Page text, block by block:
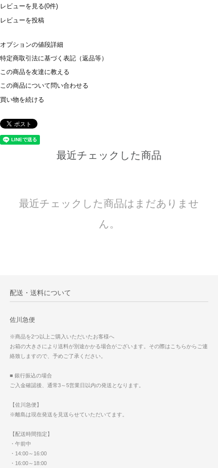
レビューを見る(0件)
レビューを投稿
オプションの値段詳細
特定商取引法に基づく表記（返品等）
この商品を友達に教える
この商品について問い合わせる
買い物を続ける
最近チェックした商品
最近チェックした商品はまだありませ
ん。
配送・送料について
佐川急便
※商品を2つ以上ご購入いただいたお客様へ
お箱の大きさにより送料が別途かかる場合がございます。その際はこちらからご連
絡致しますので、予めご了承ください。
■ 銀行振込の場合
ご入金確認後、通常3～5営業日以内の発送となります。
【佐川急便】
※離島は現在発送を見送らせていただいてます。
【配送時間指定】
・午前中
・14:00～16:00
・16:00～18:00